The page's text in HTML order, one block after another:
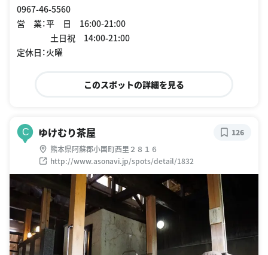
0967-46-5560
営 業：平 日 16:00-21:00
土日祝 14:00-21:00
定休日：火曜
このスポットの詳細を見る
C ゆけむり茶屋
熊本県阿蘇郡小国町西里２８１６
http://www.asonavi.jp/spots/detail/1832
126